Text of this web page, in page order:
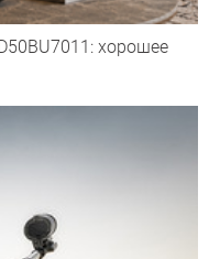
хорошее